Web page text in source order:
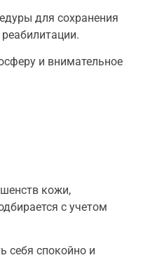
для сохранения
и внимательное
кожи,
с учетом
себя спокойно и